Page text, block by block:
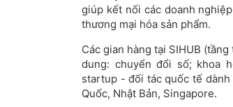
giúp kết nối các doanh
thương mại hóa sản phẩm.
Các gian hàng tại SIHUB
dung: chuyển đổi số; khoa
startup - đối tác quốc tế
Quốc, Nhật Bản, Singapore.